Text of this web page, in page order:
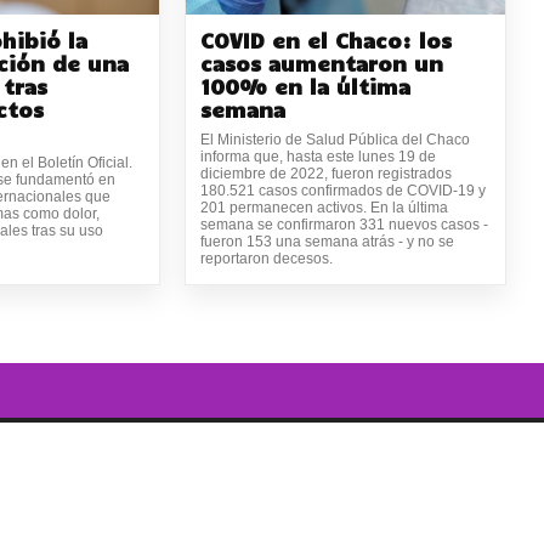
la
de una
el Boletín Oficial.
fundamentó en
que
como dolor,
tras su uso
COVID en el Chaco: los
casos aumentaron un
100% en la última
semana
El Ministerio de Salud Pública del Chaco
informa que, hasta este lunes 19 de
diciembre de 2022, fueron registrados
180.521 casos confirmados de COVID-19 y
201 permanecen activos. En la última
semana se confirmaron 331 nuevos casos -
fueron 153 una semana atrás - y no se
reportaron decesos.